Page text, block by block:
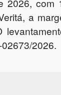
com
a
2026.